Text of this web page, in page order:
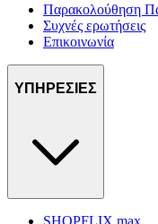
Παρακολούθηση
Συχνές ερωτήσεις
Επικοινωνία
ΥΠΗΡΕΣΙΕΣ
SHOPFLIX max